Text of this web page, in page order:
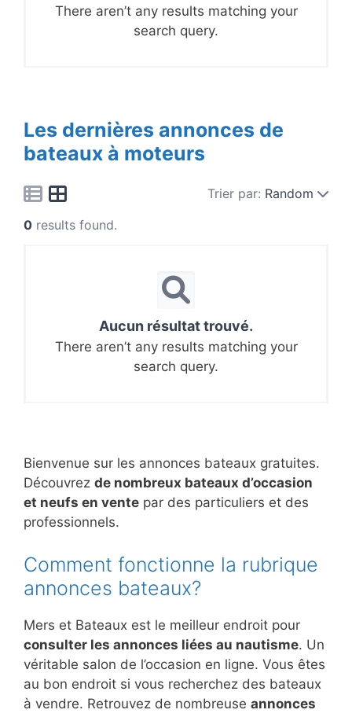
There aren’t any results matching your
search query.
Les dernières annonces de
bateaux à moteurs
Trier par: Random
0 results found.
Aucun résultat trouvé.
There aren’t any results matching your
search query.
Bienvenue sur les annonces bateaux gratuites.
Découvrez de nombreux bateaux d’occasion
et neufs en vente par des particuliers et des
professionnels.
Comment fonctionne la rubrique
annonces bateaux?
Mers et Bateaux est le meilleur endroit pour
consulter les annonces liées au nautisme. Un
véritable salon de l’occasion en ligne. Vous êtes
au bon endroit si vous recherchez des bateaux
à vendre. Retrouvez de nombreuse annonces